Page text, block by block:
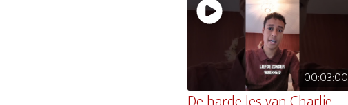
00:03:00